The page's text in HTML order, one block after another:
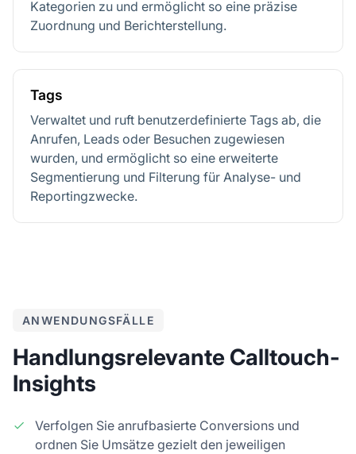
Kategorien zu und ermöglicht so eine präzise
Zuordnung und Berichterstellung.
Tags
Verwaltet und ruft benutzerdefinierte Tags ab, die
Anrufen, Leads oder Besuchen zugewiesen
wurden, und ermöglicht so eine erweiterte
Segmentierung und Filterung für Analyse- und
Reportingzwecke.
ANWENDUNGSFÄLLE
Handlungsrelevante Calltouch-
Insights
Verfolgen Sie anrufbasierte Conversions und
ordnen Sie Umsätze gezielt den jeweiligen